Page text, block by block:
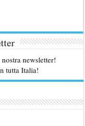
newsletter!
tutta Italia!